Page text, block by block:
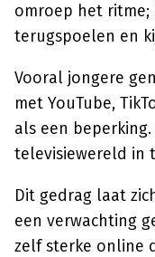
omroep het ritme;
terugspoelen en
Vooral jongere
met YouTube,
als een
televisiewereld in
Dit gedrag laat
een verwachting
zelf sterke online